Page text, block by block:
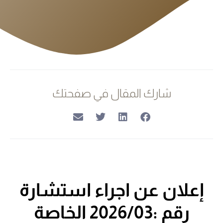
شارك المقال في صفحتك
إعلان عن اجراء استشارة
رقم :2026/03 الخاصة